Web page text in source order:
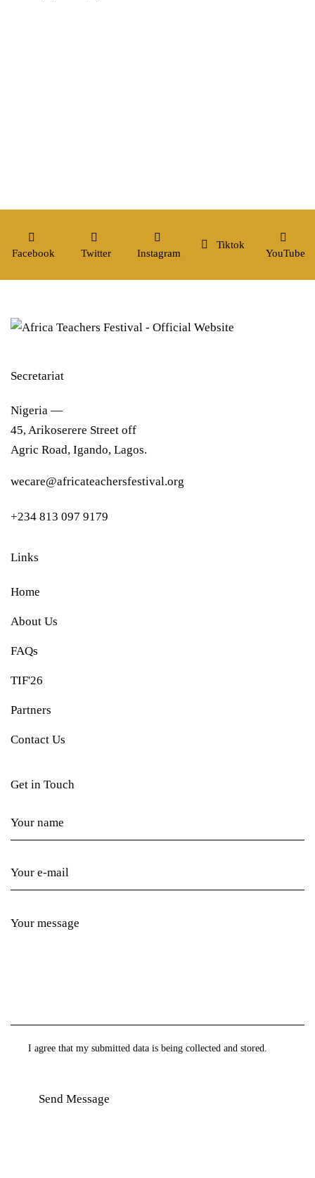
Facebook Twitter Instagram
Tiktok
YouTube
Secretariat
Nigeria —
45, Arikoserere Street off
Agric Road, Igando, Lagos.
wecare@africateachersfestival.org
+234 813 097 9179
Links
Home
About Us
FAQs
TIF'26
Partners
Contact Us
Get in Touch
I agree that my submitted data is being collected and stored.
Send Message